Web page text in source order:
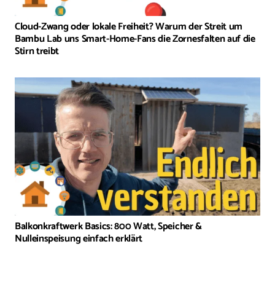
Cloud-Zwang oder lokale Freiheit? Warum der Streit um
Bambu Lab uns Smart-Home-Fans die Zornesfalten auf die
Stirn treibt
Balkonkraftwerk Basics: 800 Watt, Speicher &
Nulleinspeisung einfach erklärt